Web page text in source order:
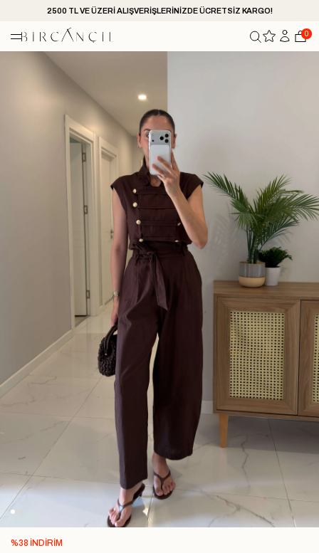
2500 TL VE ÜZERİ ALIŞVERİŞLERİNİZDE ÜCRETSİZ KARGO!
0
%38 İNDIRIM